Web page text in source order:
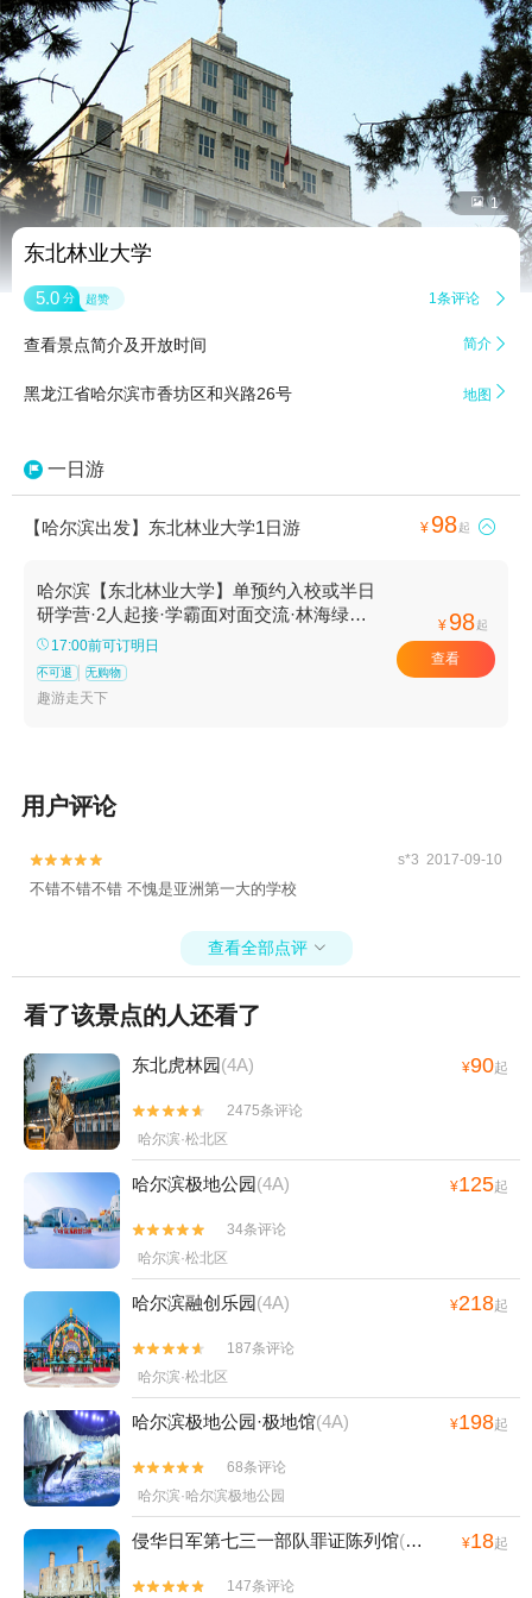
 1
东北林业大学
5.0 分 超赞 1条评论 
查看景点简介及开放时间 简介 
黑龙江省哈尔滨市香坊区和兴路26号 地图 
一日游
【哈尔滨出发】东北林业大学1日游 ¥ 98起 
哈尔滨【东北林业大学】单预约入校或半日
研学营·2人起接·学霸面对面交流·林海绿魂
生态卫士
17:00前可订明日
不可退 无购物
趣游走天下
¥ 98起
查看
用户评论

 s*3 2017-09-10
不错不错不错 不愧是亚洲第一大的学校
查看全部点评 
看了该景点的人还看了
东北虎林园(4A) ¥90起


2475条评论
哈尔滨·松北区
哈尔滨极地公园(4A) ¥125起


34条评论
哈尔滨·松北区
哈尔滨融创乐园(4A) ¥218起


187条评论
哈尔滨·松北区
哈尔滨极地公园·极地馆(4A) ¥198起


68条评论
哈尔滨·哈尔滨极地公园
侵华日军第七三一部队罪证陈列馆(4A) ¥18起

 147条评论
